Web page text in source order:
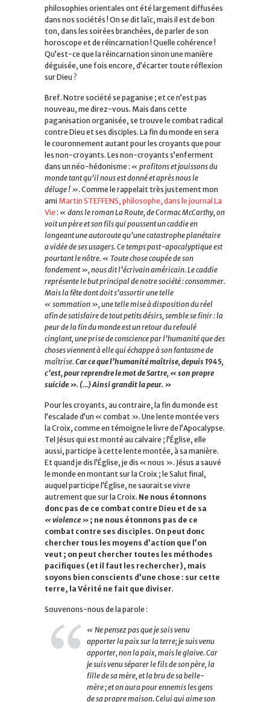
philosophies orientales ont été largement diffusées
dans nos sociétés ! On se dit laïc, mais il est de bon
ton, dans les soirées branchées, de parler de son
horoscope et de réincarnation ! Quelle cohérence !
Qu’est-ce que la réincarnation sinon une manière
déguisée, une fois encore, d’écarter toute réflexion
sur Dieu ?
Bref. Notre société se paganise ; et ce n’est pas
nouveau, me direz-vous. Mais dans cette
paganisation organisée, se trouve le combat radical
contre Dieu et ses disciples. La fin du monde en sera
le couronnement autant pour les croyants que pour
les non-croyants. Les non-croyants s’enferment
dans un néo-hédonisme : « profitons et jouissons du
monde tant qu’il nous est donné et après nous le
déluge ! ». Comme le rappelait très justement mon
ami Martin STEFFENS, philosophe, dans le journal La
Vie: « dans le roman La Route, de Cormac McCarthy, on
voit un père et son fils qui poussent un caddie en
longeant une autoroute qu’une catastrophe planétaire
a vidée de ses usagers. Ce temps post-apocalyptique est
pourtant le nôtre. « Toute chose coupée de son
fondement », nous dit l’écrivain américain. Le caddie
représente le but principal de notre société : consommer.
Mais la fête dont doit s’assortir une telle
« sommation », une telle mise à disposition du réel
afin de satisfaire de tout petits désirs, semble se finir : la
peur de la fin du monde est un retour du refoulé
cinglant, une prise de conscience par l’humanité que des
choses viennent à elle qui échappe à son fantasme de
maîtrise. Car ce que l’humanité maîtrise, depuis 1945,
c’est, pour reprendre le mot de Sartre, « son propre
suicide ». (…) Ainsi grandit la peur. »
Pour les croyants, au contraire, la fin du monde est
l’escalade d’un « combat ». Une lente montée vers
la Croix, comme en témoigne le livre de l’Apocalypse.
Tel Jésus qui est monté au calvaire ; l’Église, elle
aussi, participe à cette lente montée, à sa manière.
Et quand je dis l’Église, je dis « nous ». Jésus a sauvé
le monde en montant sur la Croix ; le Salut final,
auquel participe l’Église, ne saurait se vivre
autrement que sur la Croix. Ne nous étonnons
donc pas de ce combat contre Dieu et de sa
« violence » ; ne nous étonnons pas de ce
combat contre ses disciples. On peut donc
chercher tous les moyens d’action que l’on
veut ; on peut chercher toutes les méthodes
pacifiques (et il faut les rechercher), mais
soyons bien conscients d’une chose : sur cette
terre, la Vérité ne fait que diviser.
Souvenons-nous de la parole :
« Ne pensez pas que je sois venu
apporter la paix sur la terre; je suis venu
apporter, non la paix, mais le glaive. Car
je suis venu séparer le fils de son père, la
fille de sa mère, et la bru de sa belle-
mère ; et on aura pour ennemis les gens
de sa propre maison. Celui qui aime son